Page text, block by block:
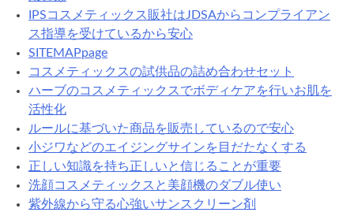
IPSコスメティックス販社はJDSAからコンプライアン
ス指導を受けているから安心
SITEMAPpage
コスメティックスの試供品の詰め合わせセット
ハーブのコスメティックスでボディケアを行いお肌を
活性化
ルールに基づいた商品を販売しているので安心
小ジワなどのエイジングサインを目だたなくする
正しい知識を持ち正しいと信じることが重要
洗顔コスメティックスと美顔機のダブル使い
紫外線から守る心強いサンスクリーン剤